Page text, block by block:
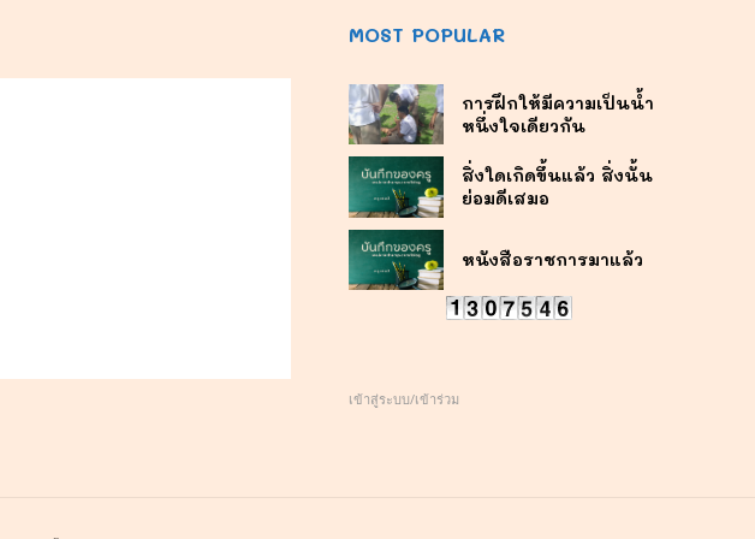
MOST POPULAR
การฝึกให้มีความเป็นน้ำ
หนึ่งใจเดียวกัน
สิ่งใดเกิดขึ้นแล้ว สิ่งนั้น
ย่อมดีเสมอ
หนังสือราชการมาแล้ว
เข้าสู่ระบบ/เข้าร่วม